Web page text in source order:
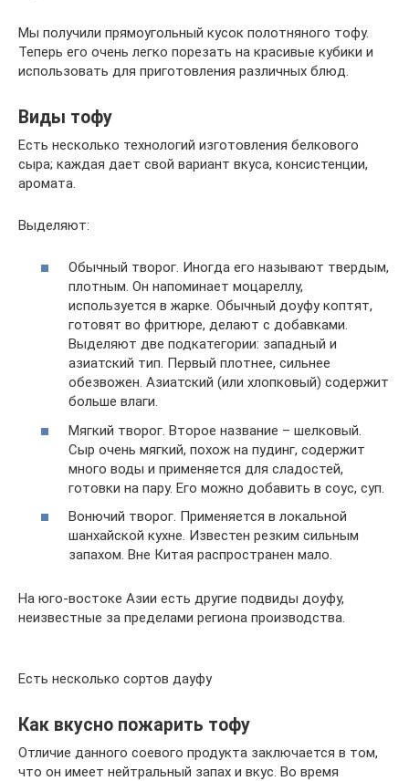
Мы получили прямоугольный кусок полотняного тофу.
Теперь его очень легко порезать на красивые кубики и
использовать для приготовления различных блюд.
Виды тофу
Есть несколько технологий изготовления белкового
сыра; каждая дает свой вариант вкуса, консистенции,
аромата.
Выделяют:
Обычный творог. Иногда его называют твердым,
плотным. Он напоминает моцареллу,
используется в жарке. Обычный доуфу коптят,
готовят во фритюре, делают с добавками.
Выделяют две подкатегории: западный и
азиатский тип. Первый плотнее, сильнее
обезвожен. Азиатский (или хлопковый) содержит
больше влаги.
Мягкий творог. Второе название – шелковый.
Сыр очень мягкий, похож на пудинг, содержит
много воды и применяется для сладостей,
готовки на пару. Его можно добавить в соус, суп.
Вонючий творог. Применяется в локальной
шанхайской кухне. Известен резким сильным
запахом. Вне Китая распространен мало.
На юго-востоке Азии есть другие подвиды доуфу,
неизвестные за пределами региона производства.
Есть несколько сортов дауфу
Как вкусно пожарить тофу
Отличие данного соевого продукта заключается в том,
что он имеет нейтральный запах и вкус. Во время